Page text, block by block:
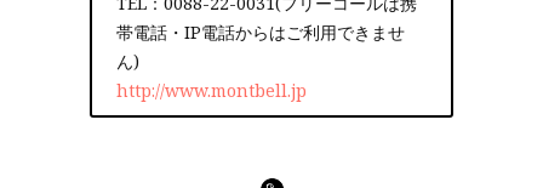
帯電話・IP電話からはご利用できませ
ん)
http://www.montbell.jp